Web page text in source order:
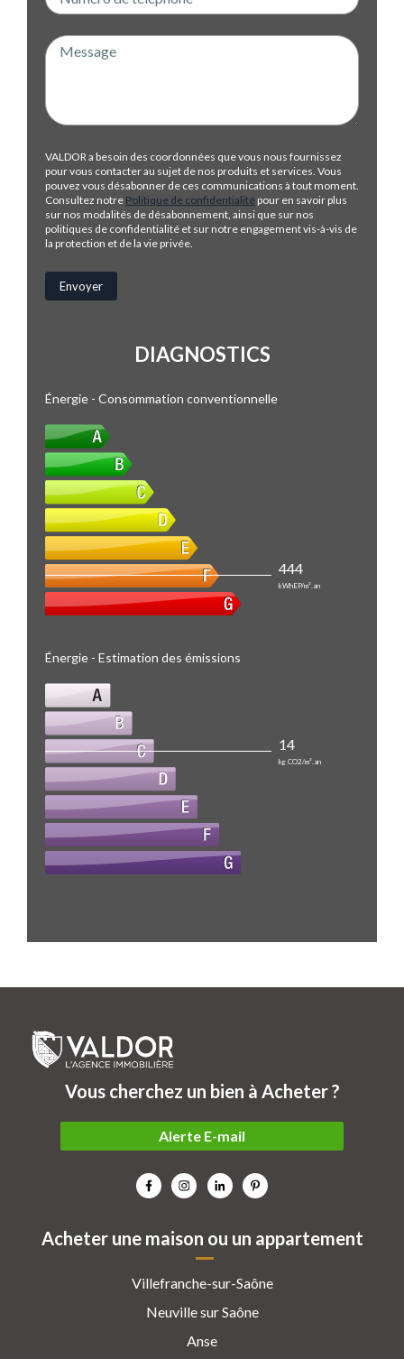
VALDOR a besoin des coordonnées que vous nous fournissez
pour vous contacter au sujet de nos produits et services. Vous
pouvez vous désabonner de ces communications à tout moment.
Consultez notre Politique de confidentialité pour en savoir plus
sur nos modalités de désabonnement, ainsi que sur nos
politiques de confidentialité et sur notre engagement vis-à-vis de
la protection et de la vie privée.
DIAGNOSTICS
Énergie - Consommation conventionnelle
444
kWhEP/m².an
Énergie - Estimation des émissions
14
kg CO2/m².an
Acheter une maison ou un appartement
Villefranche-sur-Saône
Neuville sur Saône
Anse
Vous cherchez un bien à Acheter ?
Alerte E-mail